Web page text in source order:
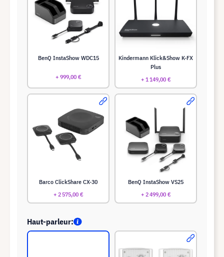
BenQ InstaShow WDC15
+ 999,00 €
Kindermann Klick&Show K-FX
Plus
+ 1 149,00 €
Barco ClickShare CX-30
+ 2 575,00 €
BenQ InstaShow VS25
+ 2 499,00 €
Haut-parleur: